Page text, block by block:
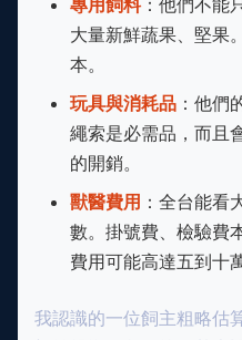
大量新鮮蔬果、堅果
本。
玩具與消耗品 ：他們
繩索是必需品，而且
的開銷。
獸醫費用 ：全台能看
數。掛號費、檢驗費
費用可能高達五到十
我認識的一位飼主粗略估